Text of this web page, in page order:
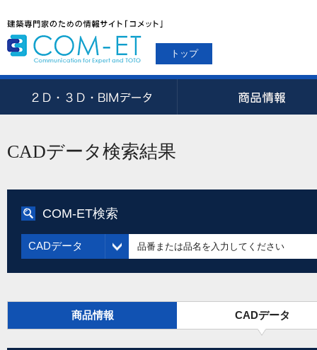
トップ
CADデータ検索結果
COM-ET検索
CADデータ
商品情報 CADデータ